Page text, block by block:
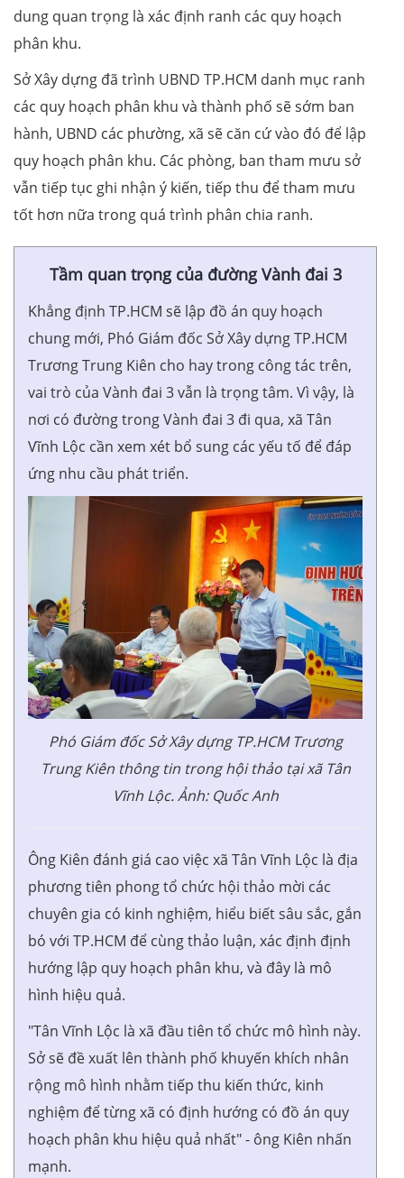
dung quan trọng là xác định ranh các quy hoạch
phân khu.
Sở Xây dựng đã trình UBND TP.HCM danh mục ranh
các quy hoạch phân khu và thành phố sẽ sớm ban
hành, UBND các phường, xã sẽ căn cứ vào đó để lập
quy hoạch phân khu. Các phòng, ban tham mưu sở
vẫn tiếp tục ghi nhận ý kiến, tiếp thu để tham mưu
tốt hơn nữa trong quá trình phân chia ranh.
Tầm quan trọng của đường Vành đai 3
Khẳng định TP.HCM sẽ lập đồ án quy hoạch
chung mới, Phó Giám đốc Sở Xây dựng TP.HCM
Trương Trung Kiên cho hay trong công tác trên,
vai trò của Vành đai 3 vẫn là trọng tâm. Vì vậy, là
nơi có đường trong Vành đai 3 đi qua, xã Tân
Vĩnh Lộc cần xem xét bổ sung các yếu tố để đáp
ứng nhu cầu phát triển.
Phó Giám đốc Sở Xây dựng TP.HCM Trương
Trung Kiên thông tin trong hội thảo tại xã Tân
Vĩnh Lộc. Ảnh: Quốc Anh
Ông Kiên đánh giá cao việc xã Tân Vĩnh Lộc là địa
phương tiên phong tổ chức hội thảo mời các
chuyên gia có kinh nghiệm, hiểu biết sâu sắc, gắn
bó với TP.HCM để cùng thảo luận, xác định định
hướng lập quy hoạch phân khu, và đây là mô
hình hiệu quả.
"Tân Vĩnh Lộc là xã đầu tiên tổ chức mô hình này.
Sở sẽ đề xuất lên thành phố khuyến khích nhân
rộng mô hình nhằm tiếp thu kiến thức, kinh
nghiệm để từng xã có định hướng có đồ án quy
hoạch phân khu hiệu quả nhất" - ông Kiên nhấn
mạnh.